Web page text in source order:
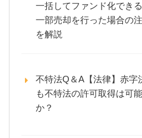
一括してファンド化でき
一部売却を行った場合の
を解説
不特法Q＆A【法律】赤字
も不特法の許可取得は可
か？